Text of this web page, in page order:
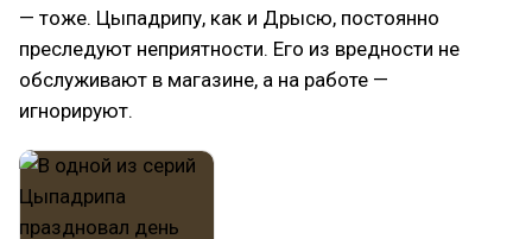
— тоже. Цыпадрипу, как и Дрысю, постоянно
преследуют неприятности. Его из вредности не
обслуживают в магазине, а на работе —
игнорируют.